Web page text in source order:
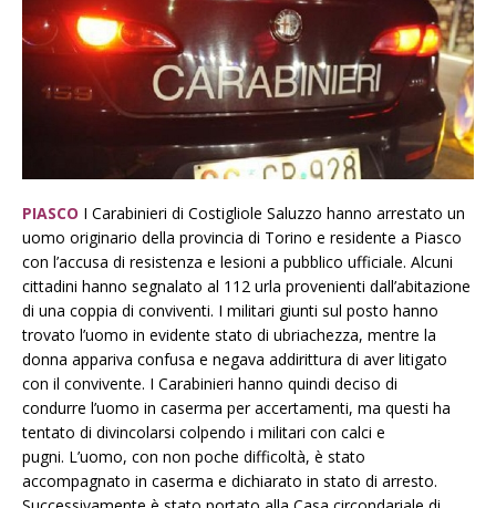
PIASCO I Carabinieri di Costigliole Saluzzo hanno arrestato un
uomo originario della provincia di Torino e residente a Piasco
con l’accusa di resistenza e lesioni a pubblico ufficiale. Alcuni
cittadini hanno segnalato al 112 urla provenienti dall’abitazione
di una coppia di conviventi. I militari giunti sul posto hanno
trovato l’uomo in evidente stato di ubriachezza, mentre la
donna appariva confusa e negava addirittura di aver litigato
con il convivente. I Carabinieri hanno quindi deciso di
condurre l’uomo in caserma per accertamenti, ma questi ha
tentato di divincolarsi colpendo i militari con calci e
pugni. L’uomo, con non poche difficoltà, è stato
accompagnato in caserma e dichiarato in stato di arresto.